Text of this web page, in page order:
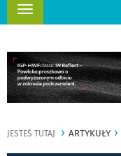
Rozwiń
JESTEŚ TUTAJ ARTYKUŁY